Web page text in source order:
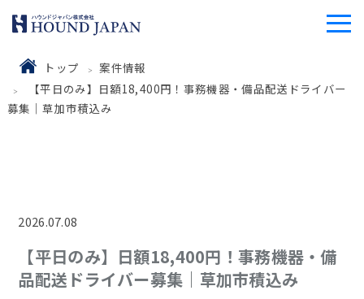
トップ
案件情報
【平日のみ】日額18,400円！事務機器・備品配送ドライバー
募集｜草加市積込み
2026.07.08
【平日のみ】日額18,400円！事務機器・備
品配送ドライバー募集｜草加市積込み